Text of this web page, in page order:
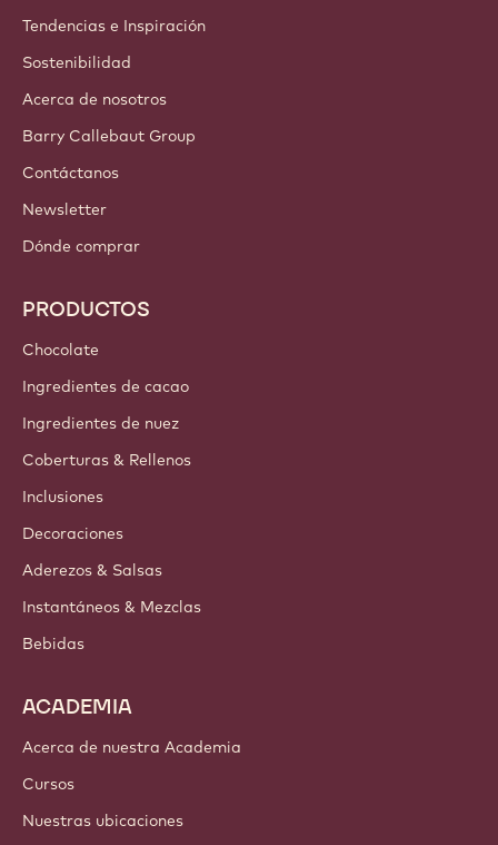
Tendencias e Inspiración
Sostenibilidad
Acerca de nosotros
Barry Callebaut Group
Contáctanos
Newsletter
Dónde comprar
PRODUCTOS
Chocolate
Ingredientes de cacao
Ingredientes de nuez
Coberturas & Rellenos
Inclusiones
Decoraciones
Aderezos & Salsas
Instantáneos & Mezclas
Bebidas
ACADEMIA
Acerca de nuestra Academia
Cursos
Nuestras ubicaciones